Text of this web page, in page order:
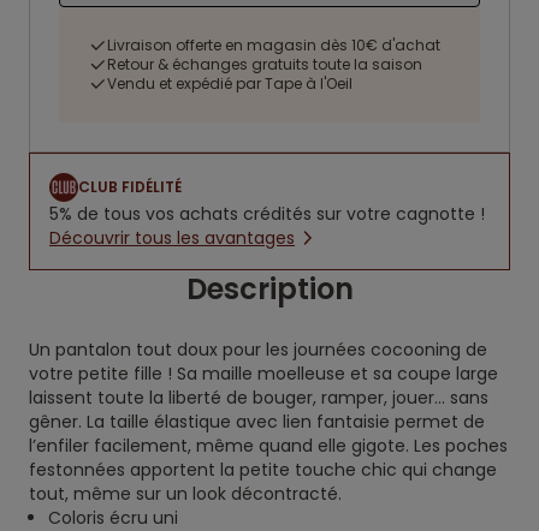
Livraison offerte en magasin dès 10€ d'achat
Retour & échanges gratuits toute la saison
Vendu et expédié par Tape à l'Oeil
CLUB FIDÉLITÉ
5% de tous vos achats crédités sur votre cagnotte !
Découvrir tous les avantages
Description
Un pantalon tout doux pour les journées cocooning de
votre petite fille ! Sa maille moelleuse et sa coupe large
laissent toute la liberté de bouger, ramper, jouer… sans
gêner. La taille élastique avec lien fantaisie permet de
l’enfiler facilement, même quand elle gigote. Les poches
festonnées apportent la petite touche chic qui change
tout, même sur un look décontracté.
Coloris écru uni